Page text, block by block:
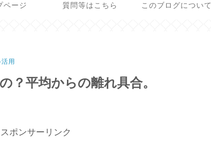
ページ 質問等はこちら このブログについて
用
？平均からの離れ具合。
スポンサーリンク